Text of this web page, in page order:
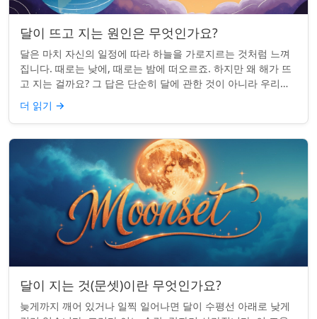
달이 뜨고 지는 원인은 무엇인가요?
달은 마치 자신의 일정에 따라 하늘을 가로지르는 것처럼 느껴
집니다. 때로는 낮에, 때로는 밤에 떠오르죠. 하지만 왜 해가 뜨
고 지는 걸까요? 그 답은 단순히 달에 관한 것이 아니라 우리에
관한 것입니다. 핵심 통찰:...
더 읽기 →
달이 지는 것(문셋)이란 무엇인가요?
늦게까지 깨어 있거나 일찍 일어나면 달이 수평선 아래로 낮게